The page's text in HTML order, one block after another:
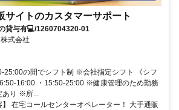
サイトのカスタマーサポート
貸与有💻/1260704320-01
式会社
25:00の間でシフト制 ※会社指定シフト 《シフ
16:00 ・15:50-25:00 ※健康管理のため勤務
あり ※所...
在宅コールセンターオペレーター！ 大手通販